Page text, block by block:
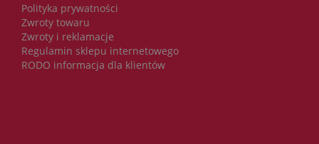
Polityka prywatności
Zwroty towaru
Zwroty i reklamacje
Regulamin sklepu internetowego
RODO informacja dla klientów